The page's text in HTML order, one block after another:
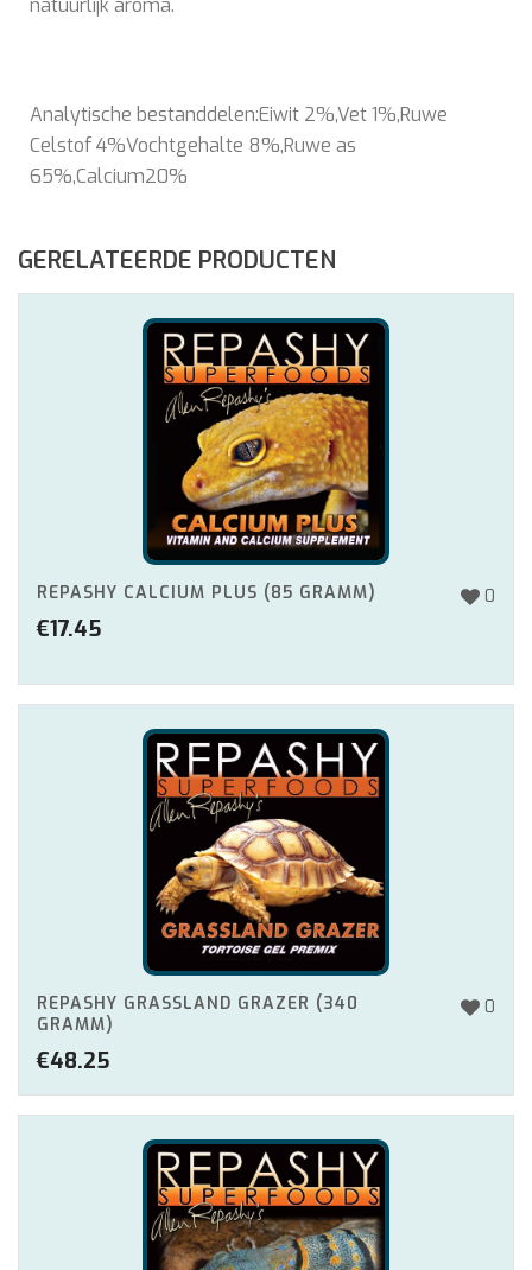
natuurlijk aroma.
Analytische bestanddelen:Eiwit 2%,Vet 1%,Ruwe
Celstof 4%Vochtgehalte 8%,Ruwe as
65%,Calcium20%
GERELATEERDE PRODUCTEN
0
REPASHY CALCIUM PLUS (85 GRAMM)
€17.45
0
REPASHY GRASSLAND GRAZER (340
GRAMM)
€48.25